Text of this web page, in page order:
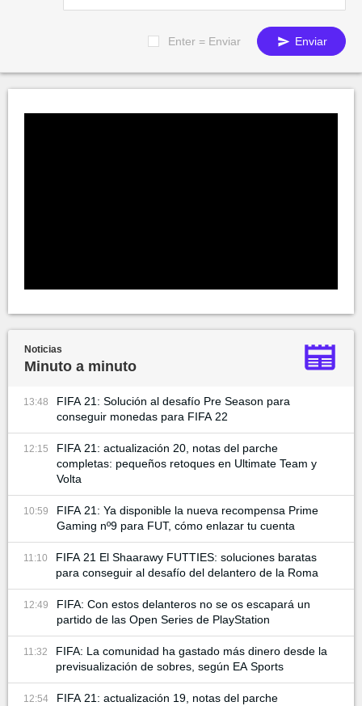
Enter = Enviar Enviar
Noticias
Minuto a minuto
13:48
FIFA 21: Solución al desafío Pre Season para
conseguir monedas para FIFA 22
12:15
FIFA 21: actualización 20, notas del parche
completas: pequeños retoques en Ultimate Team y
Volta
10:59
FIFA 21: Ya disponible la nueva recompensa Prime
Gaming nº9 para FUT, cómo enlazar tu cuenta
11:10
FIFA 21 El Shaarawy FUTTIES: soluciones baratas
para conseguir al desafío del delantero de la Roma
12:49
FIFA: Con estos delanteros no se os escapará un
partido de las Open Series de PlayStation
11:32
FIFA: La comunidad ha gastado más dinero desde la
previsualización de sobres, según EA Sports
12:54
FIFA 21: actualización 19, notas del parche